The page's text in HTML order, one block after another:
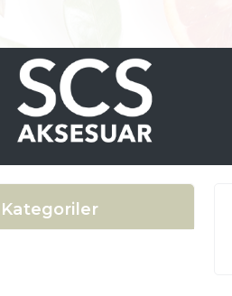
Kategoriler